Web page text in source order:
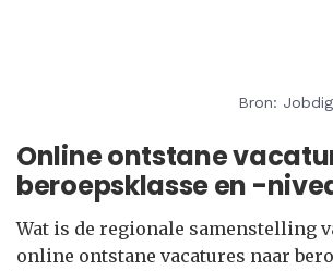
Bron:
Online ontstane
beroepsklasse en -
Wat is de regionale samenstelling
online ontstane vacatures naar